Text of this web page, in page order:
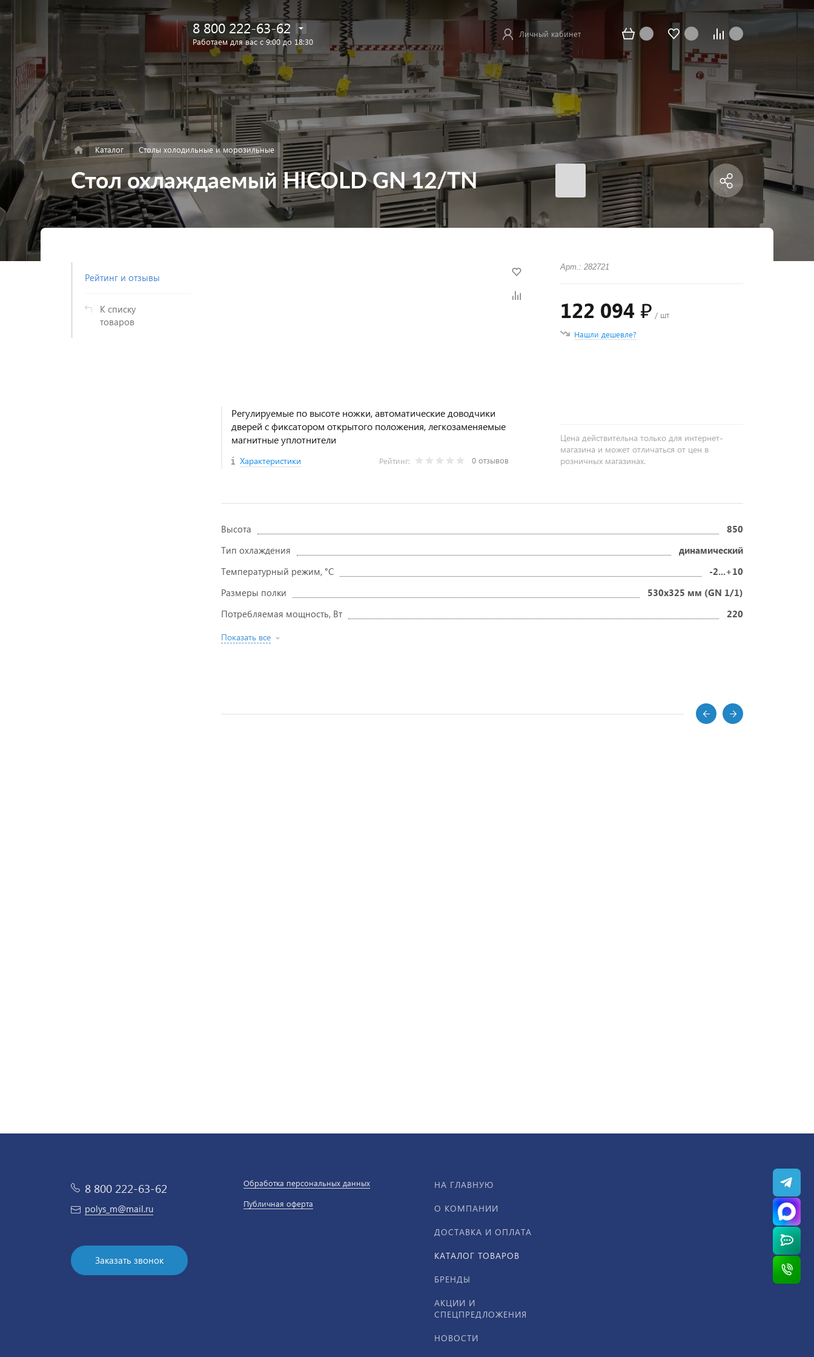
в каталоге
Найти
8 800 222-63-62
Работаем для вас с 9:00 до 18:30
Личный кабинет
Каталог Столы холодильные и морозильные
Стол охлаждаемый HICOLD GN 12/TN
Рейтинг и отзывы
К списку
товаров
Регулируемые по высоте ножки, автоматические доводчики
дверей с фиксатором открытого положения, легкозаменяемые
магнитные уплотнители
Характеристики Рейтинг: 0 отзывов
Арт.: 282721
122 094 ₽ / шт
Нашли дешевле?
Цена действительна только для интернет-
магазина и может отличаться от цен в
розничных магазинах.
Высота
850
Тип охлаждения
динамический
Температурный режим, °C
-2...+10
Размеры полки
530х325 мм (GN 1/1)
Потребляемая мощность, Вт
220
Показать все
8 800 222-63-62
polys_m@mail.ru
Заказать звонок
Обработка персональных данных
Публичная оферта
НА ГЛАВНУЮ
О КОМПАНИИ
ДОСТАВКА И ОПЛАТА
КАТАЛОГ ТОВАРОВ
БРЕНДЫ
АКЦИИ И
СПЕЦПРЕДЛОЖЕНИЯ
НОВОСТИ